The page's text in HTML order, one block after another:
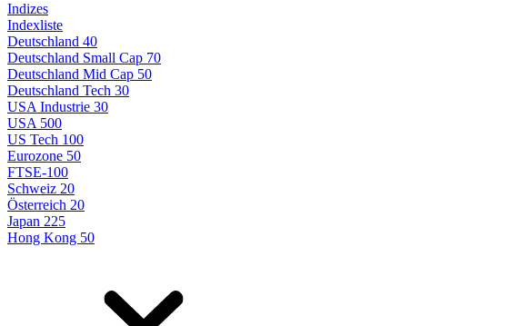
Indizes
Indexliste
Deutschland 40
Deutschland Small Cap 70
Deutschland Mid Cap 50
Deutschland Tech 30
USA Industrie 30
USA 500
US Tech 100
Eurozone 50
FTSE-100
Schweiz 20
Österreich 20
Japan 225
Hong Kong 50